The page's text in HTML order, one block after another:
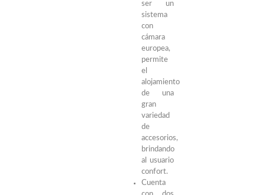
ser un
sistema
con
cámara
europea,
permite
el
alojamiento
de una
gran
variedad
de
accesorios,
brindando
al usuario
confort.
Cuenta